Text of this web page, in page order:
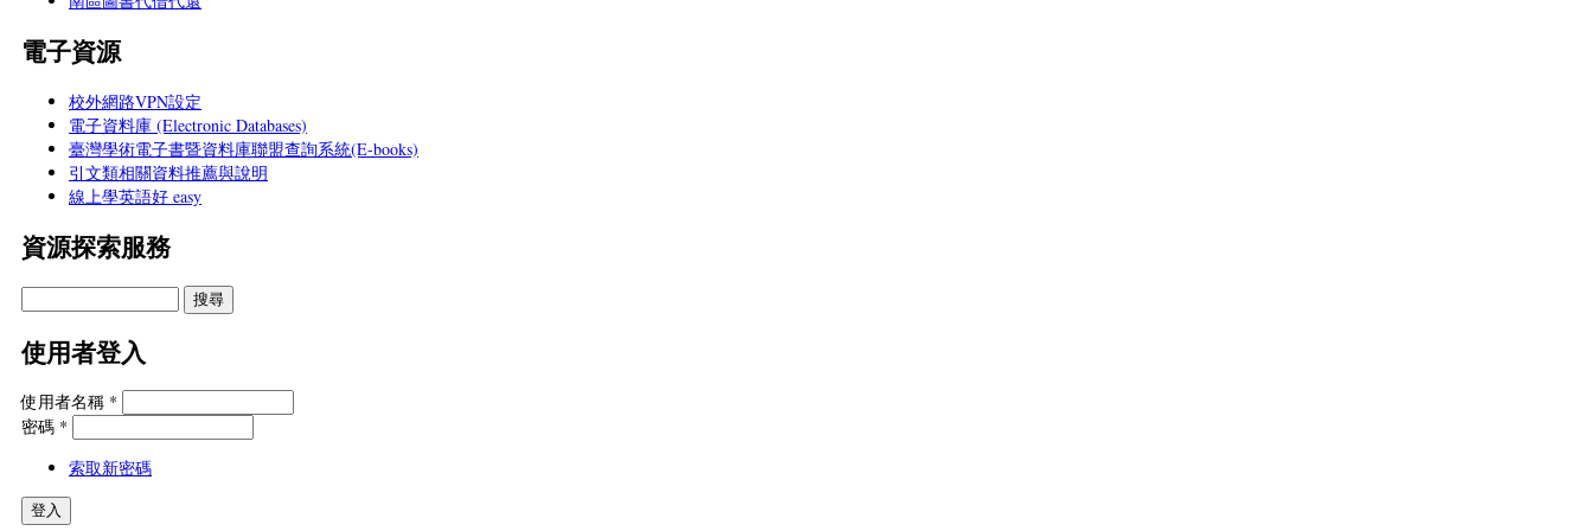
電子資源
校外網路VPN設定
電子資料庫 (Electronic Databases)
臺灣學術電子書暨資料庫聯盟查詢系統(E-books)
引文類相關資料推薦與說明
線上學英語好 easy
資源探索服務
使用者登入
使用者名稱 *
密碼 *
索取新密碼